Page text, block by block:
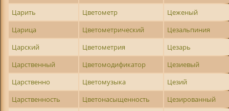
Царить
Цветометр
Цеженый
Царица
Цветометрический
Цезальпиния
Царский
Цветометрия
Цезарь
Царственный
Цветомодификатор
Цезиевый
Царственно
Цветомузыка
Цезий
Царственность
Цветонасыщенность
Цезированный